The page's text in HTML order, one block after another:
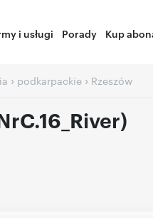
i usługi Porady Kup
› podkarpackie › Rzeszów